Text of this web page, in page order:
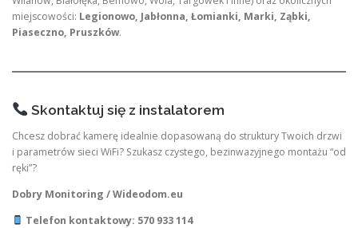
miejscowości: Legionowo, Jabłonna, Łomianki, Marki, Ząbki,
Piaseczno, Pruszków.
Skontaktuj się z instalatorem
Chcesz dobrać kamerę idealnie dopasowaną do struktury Twoich drzwi
i parametrów sieci WiFi? Szukasz czystego, bezinwazyjnego montażu “od
ręki”?
Dobry Monitoring / Wideodom.eu
Telefon kontaktowy: 570 933 114